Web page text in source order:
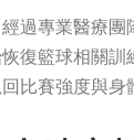
過專業醫療
復籃球相關
比賽強度與身